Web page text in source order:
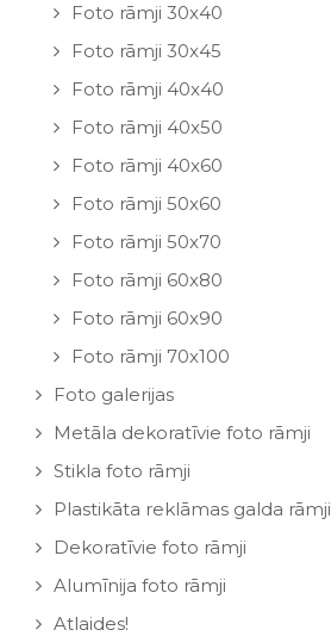
Foto rāmji 30x40
Foto rāmji 30x45
Foto rāmji 40x40
Foto rāmji 40x50
Foto rāmji 40x60
Foto rāmji 50x60
Foto rāmji 50x70
Foto rāmji 60x80
Foto rāmji 60x90
Foto rāmji 70x100
Foto galerijas
Metāla dekoratīvie foto rāmji
Stikla foto rāmji
Plastikāta reklāmas galda rāmji
Dekoratīvie foto rāmji
Alumīnija foto rāmji
Atlaides!